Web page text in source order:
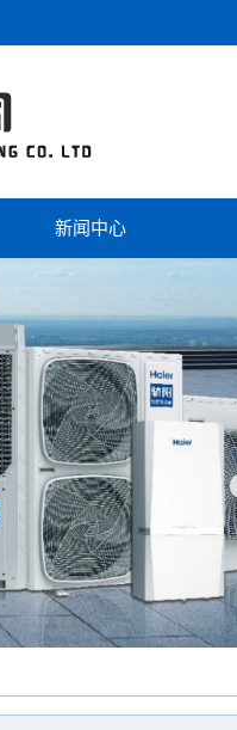
新闻中心
行业新闻